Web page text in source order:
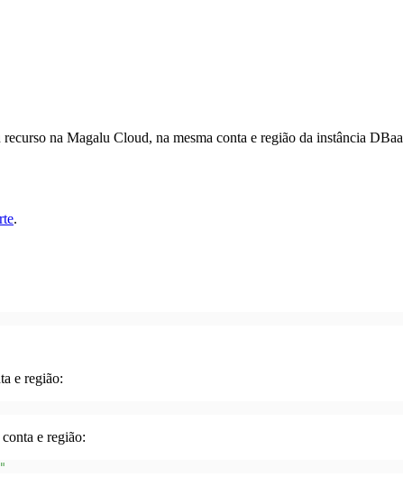
na Magalu Cloud, na mesma conta e região da instância
.
e região:
e região: